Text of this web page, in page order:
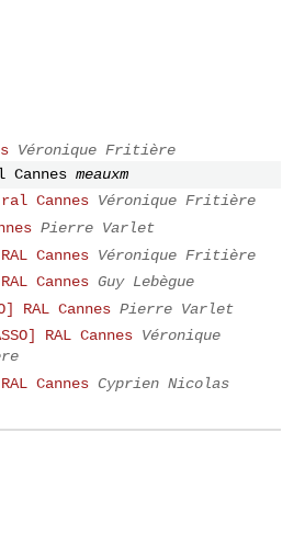
Véronique Fritière
Cannes meauxm
Cannes Véronique Fritière
Pierre Varlet
Cannes Véronique Fritière
Cannes Guy Lebègue
RAL Cannes Pierre Varlet
RAL Cannes Véronique
Cannes Cyprien Nicolas